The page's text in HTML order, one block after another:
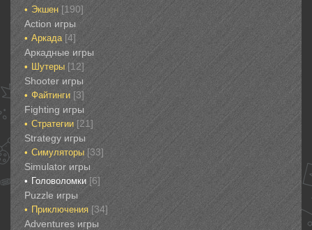
Экшен [190]
‎Action игры
Аркада‎ [4]
Аркадные игры
Шутеры‎ [12]
‎Shooter игры
Файтинги‎ [3]
Fighting игры
Стратегии‎ [21]
Strategy игры
Симуляторы‎ [33]
Simulator игры
Головоломки‎ [6]
Puzzle игры
Приключения‎ [34]
Adventures игры